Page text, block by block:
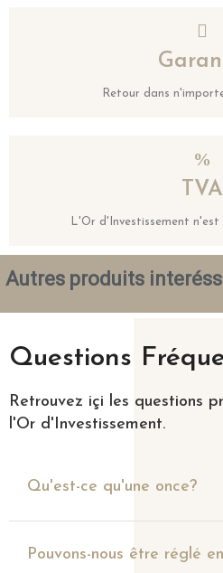
Retour dans
TVA
L'Or d'Investissement n'est
Autres produits
Questions
Retrouvez içi les questions
l'Or d'Investissement.
Qu'est-ce qu'une once?
Pouvons-nous être réglé